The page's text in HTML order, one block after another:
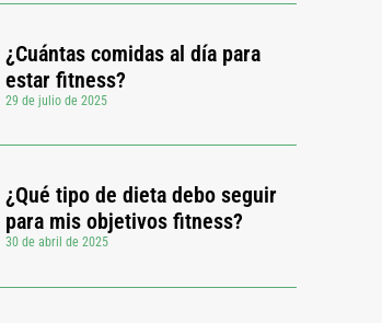
¿Cuántas comidas al día para
estar fitness?
29 de julio de 2025
¿Qué tipo de dieta debo seguir
para mis objetivos fitness?
30 de abril de 2025